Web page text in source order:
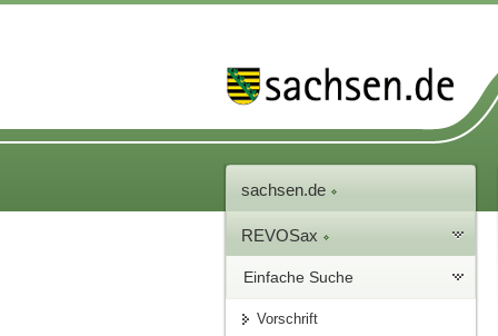
sachsen.de
REVOSax
Einfache Suche
Vorschrift